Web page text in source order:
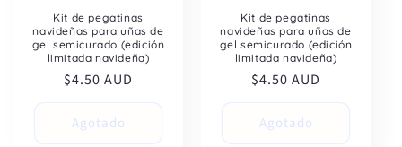
Kit de pegatinas
navideñas para uñas de
gel semicurado (edición
limitada navideña)
Precio
$4.50 AUD
Agotado
Kit de pegatinas
navideñas para uñas de
gel semicurado (edición
limitada navideña)
Precio
$4.50 AUD
Agotado